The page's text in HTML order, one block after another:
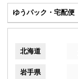
ゆうパック・宅配便
北海道
岩手県